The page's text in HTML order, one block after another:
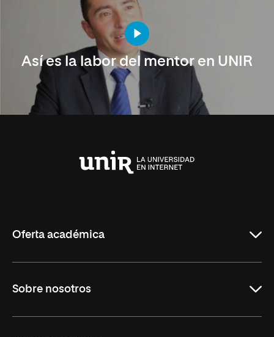
Así es la labor del mentor en UNIR
Oferta académica
Maestrías
Educación Continuada
Sobre nosotros